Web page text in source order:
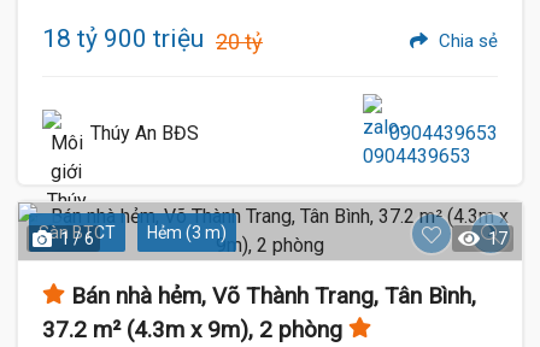
18 tỷ 900 triệu 20 tỷ Chia sẻ
Thúy An BĐS 0904439653
Sàn BTCT Hẻm (3 m)
1 / 6 17
Bán nhà hẻm, Võ Thành Trang, Tân Bình,
37.2 m² (4.3m x 9m), 2 phòng